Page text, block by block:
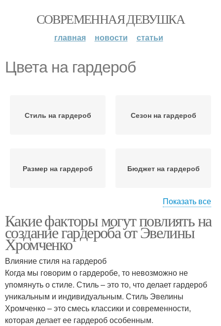
СОВРЕМЕННАЯ ДЕВУШКА
главная новости статьи
Цвета на гардероб
Стиль на гардероб Сезон на гардероб
Размер на гардероб Бюджет на гардероб
Предпочтения на
гардероб
Показать все
Какие факторы могут повлиять на
создание гардероба от Эвелины
Хромченко
Влияние стиля на гардероб
Когда мы говорим о гардеробе, то невозможно не
упомянуть о стиле. Стиль – это то, что делает гардероб
уникальным и индивидуальным. Стиль Эвелины
Хромченко – это смесь классики и современности,
которая делает ее гардероб особенным.